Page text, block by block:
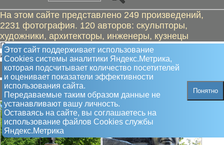
На этом сайте представлено 249 произведений,
2231 фотография. 120 авторов: скульпторы,
художники, архитекторы, инженеры, кузнецы
Этот сайт поддерживает использование
Сookies системы аналитики Яндекс.Метрика,
которая подсчитывает количество посетителей
и оценивает показатели эффективности
использования сайта.
Передаваемые таким образом данные не
устанавливают вашу личность.
Оставаясь на сайте, вы соглашаетесь на
использование файлов Сookies службы
Яндекс.Метрика
Понятно
Петрозаводчане чтят воинов, сражавшихся за нашу страну
и помнят жертв этих войн
А Б В Г Ж З К Л М Н О П Р С Т Ч
А